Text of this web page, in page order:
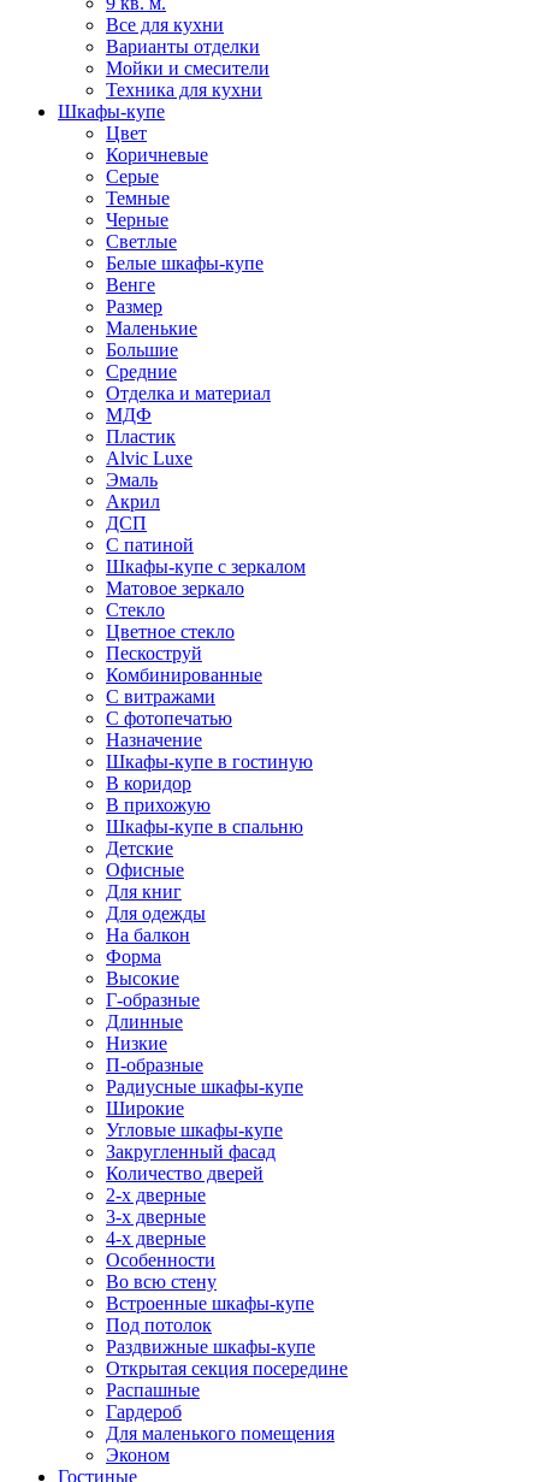
Все для кухни
Варианты отделки
Мойки и смесители
Техника для кухни
Шкафы-купе
Цвет
Коричневые
Серые
Темные
Черные
Светлые
Белые шкафы-купе
Венге
Размер
Маленькие
Большие
Средние
Отделка и материал
МДФ
Пластик
Alvic Luxe
Эмаль
Акрил
ДСП
С патиной
Шкафы-купе с зеркалом
Матовое зеркало
Стекло
Цветное стекло
Пескоструй
Комбинированные
С витражами
С фотопечатью
Назначение
Шкафы-купе в гостиную
В коридор
В прихожую
Шкафы-купе в спальню
Детские
Офисные
Для книг
Для одежды
На балкон
Форма
Высокие
Г-образные
Длинные
Низкие
П-образные
Радиусные шкафы-купе
Широкие
Угловые шкафы-купе
Закругленный фасад
Количество дверей
2-х дверные
3-х дверные
4-х дверные
Особенности
Во всю стену
Встроенные шкафы-купе
Под потолок
Раздвижные шкафы-купе
Открытая секция посередине
Распашные
Гардероб
Для маленького помещения
Эконом
Гостиные